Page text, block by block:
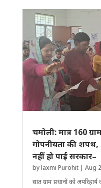
चमोली: मात्र 160
गोपनीयता की शपथ,
नहीं हो पाई सरकार–
bylaxmi Purohit| Aug
सात ग्राम प्रधानों को